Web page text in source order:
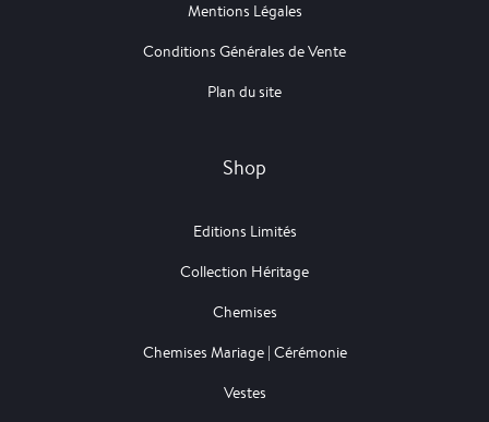
Mentions Légales
Conditions Générales de Vente
Plan du site
Shop
Editions Limités
Collection Héritage
Chemises
Chemises Mariage | Cérémonie
Vestes